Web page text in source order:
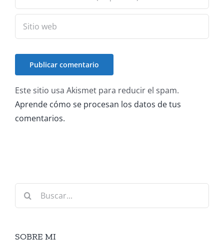
Este sitio usa Akismet para reducir el spam.
Aprende cómo se procesan los datos de tus
comentarios.
Buscar:
SOBRE MI